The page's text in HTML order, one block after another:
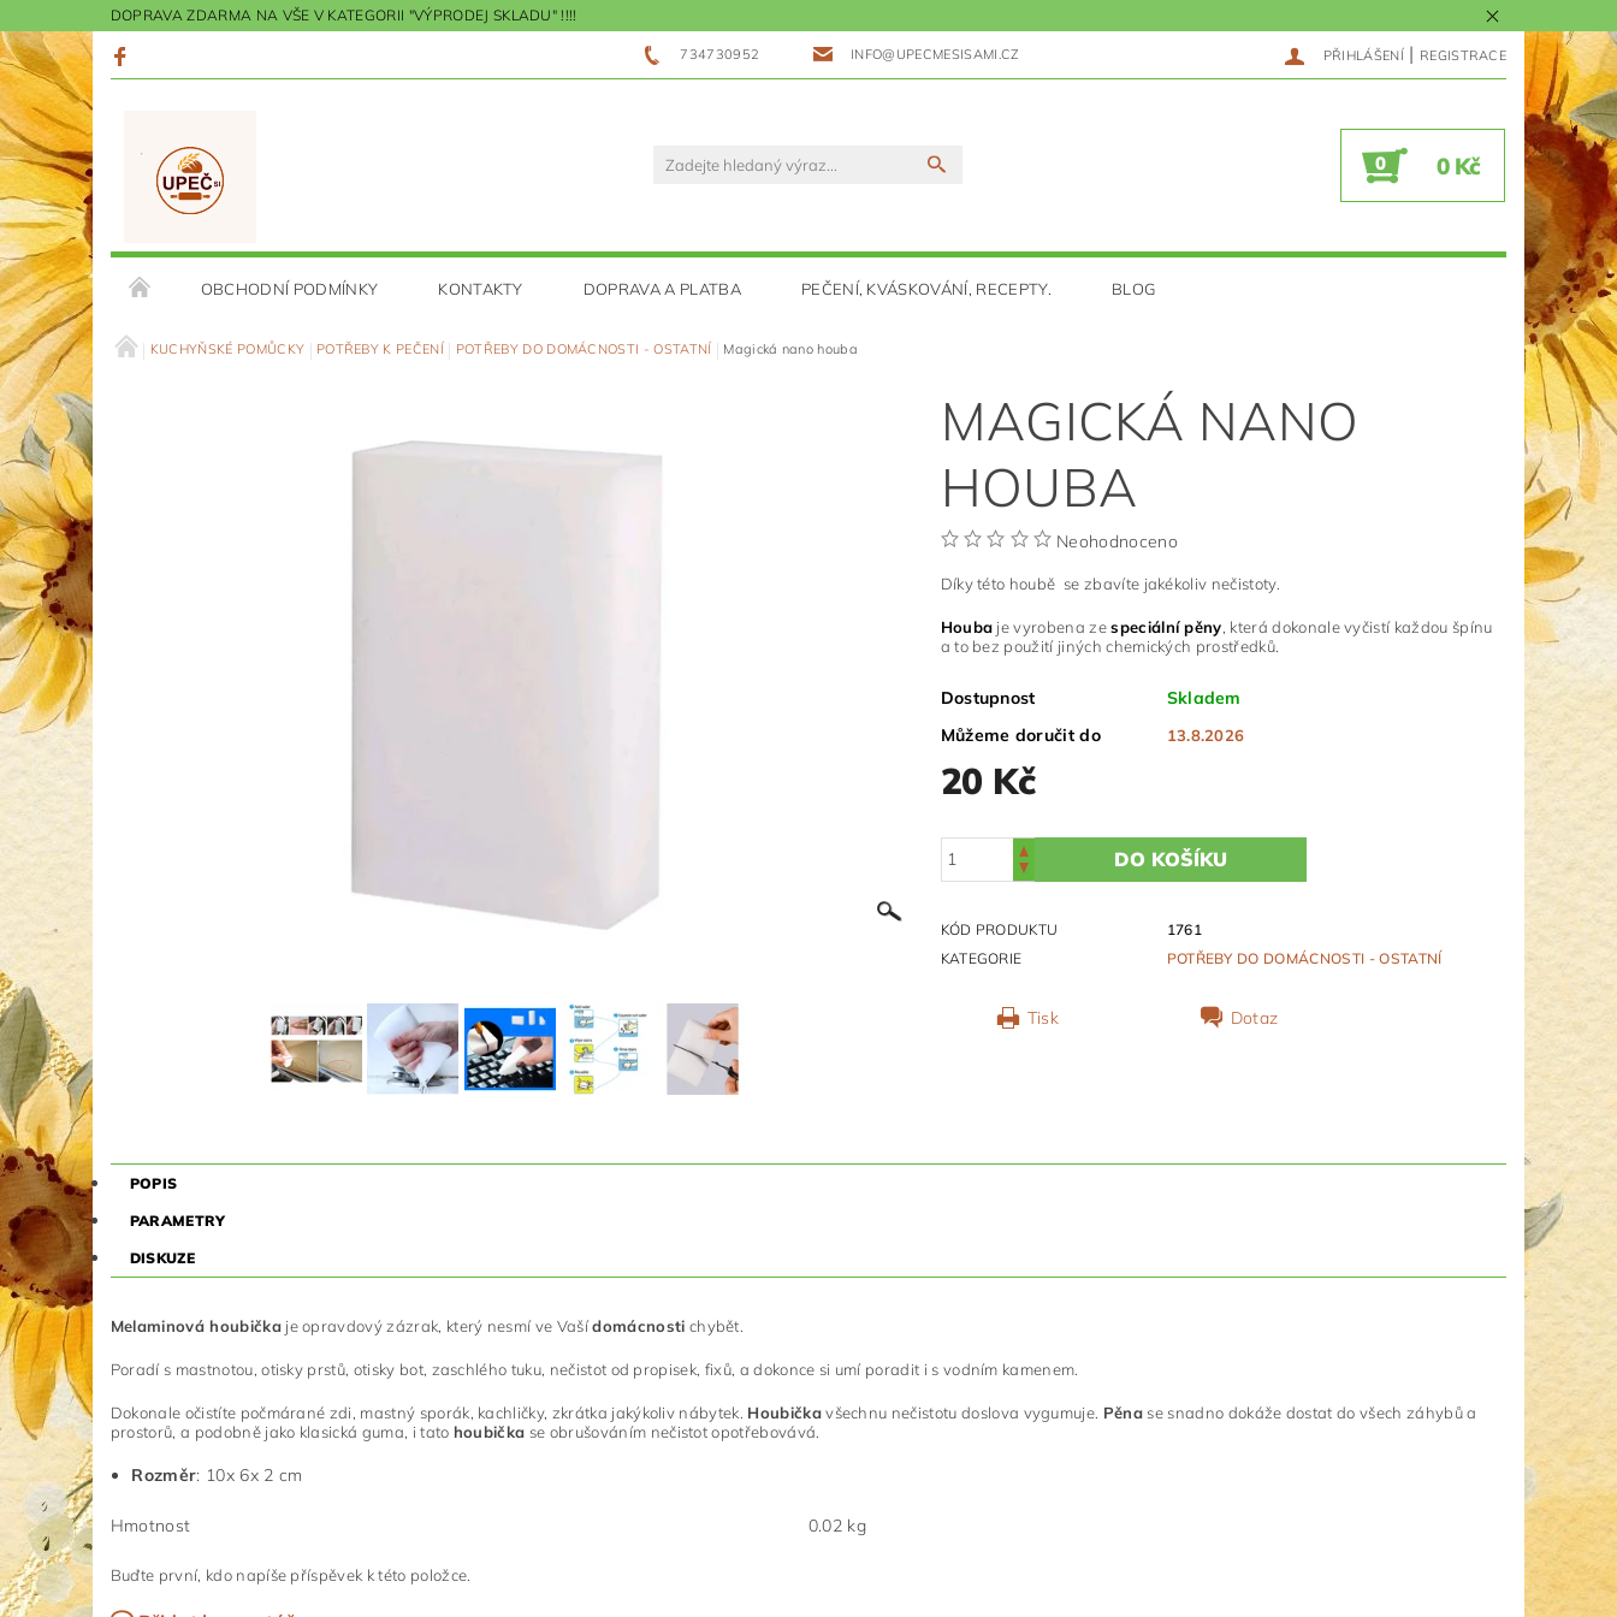
DOPRAVA ZDARMA NA VŠE V KATEGORII "VÝPRODEJ SKLADU" !!!!
734730952 INFO@UPECMESISAMI.CZ PŘIHLÁŠENÍ | REGISTRACE
0 0 Kč
OBCHODNÍ PODMÍNKY KONTAKTY DOPRAVA A PLATBA PEČENÍ, KVÁSKOVÁNÍ, RECEPTY. BLOG
KUCHYŇSKÉ POMŮCKY POTŘEBY K PEČENÍ POTŘEBY DO DOMÁCNOSTI - OSTATNÍ Magická nano houba
MAGICKÁ NANO
HOUBA
Neohodnoceno
Díky této houbě se zbavíte jakékoliv nečistoty.
Houba je vyrobena ze speciální pěny , která dokonale vyčistí každou špínu
a to bez použití jiných chemických prostředků.
Dostupnost
Skladem
Můžeme doručit do
13.8.2026
20 Kč
KÓD PRODUKTU
1761
KATEGORIE
POTŘEBY DO DOMÁCNOSTI - OSTATNÍ
Tisk Dotaz
POPIS
PARAMETRY
DISKUZE
Melaminová houbička je opravdový zázrak, který nesmí ve Vaší domácnosti chybět.
Poradí s mastnotou, otisky prstů, otisky bot, zaschlého tuku, nečistot od propisek, fixů, a dokonce si umí poradit i s vodním kamenem.
Dokonale očistíte počmárané zdi, mastný sporák, kachličky, zkrátka jakýkoliv nábytek. Houbička všechnu nečistotu doslova vygumuje. Pěna se snadno dokáže dostat do všech záhybů a
prostorů, a podobně jako klasická guma, i tato houbička se obrušováním nečistot opotřebovává.
Rozměr: 10x 6x 2 cm
Hmotnost 0.02 kg
Buďte první, kdo napíše příspěvek k této položce.